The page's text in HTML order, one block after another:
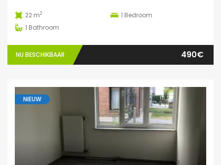
22 m2 1 Bedroom
1 Bathroom
NU BESCHIKBAAR 490€
NIEUW